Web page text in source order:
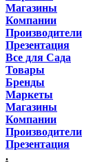
Магазины
Компании
Производители
Презентация
Все для Сада
Товары
Бренды
Маркеты
Магазины
Компании
Производители
Презентация
.